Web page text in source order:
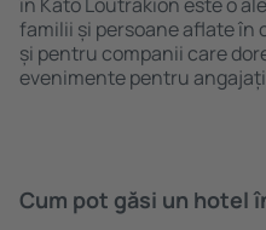
familii și persoane aflate în
și pentru companii care
evenimente pentru
Cum pot găsi un hotel